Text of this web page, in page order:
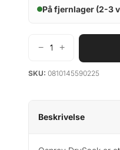
På fjernlager (2-3
p
− +
SKU: 0810145590225
Beskrivelse